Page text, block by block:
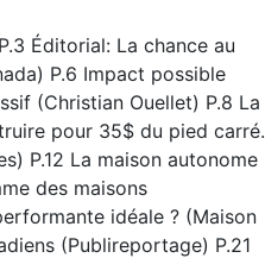
Éditorial: La chance au
P.6 Impact possible
(Christian Ouellet) P.8 La
pour 35$ du pied carré.
P.12 La maison autonome
des maisons
idéale ? (Maison
(Publireportage) P.21